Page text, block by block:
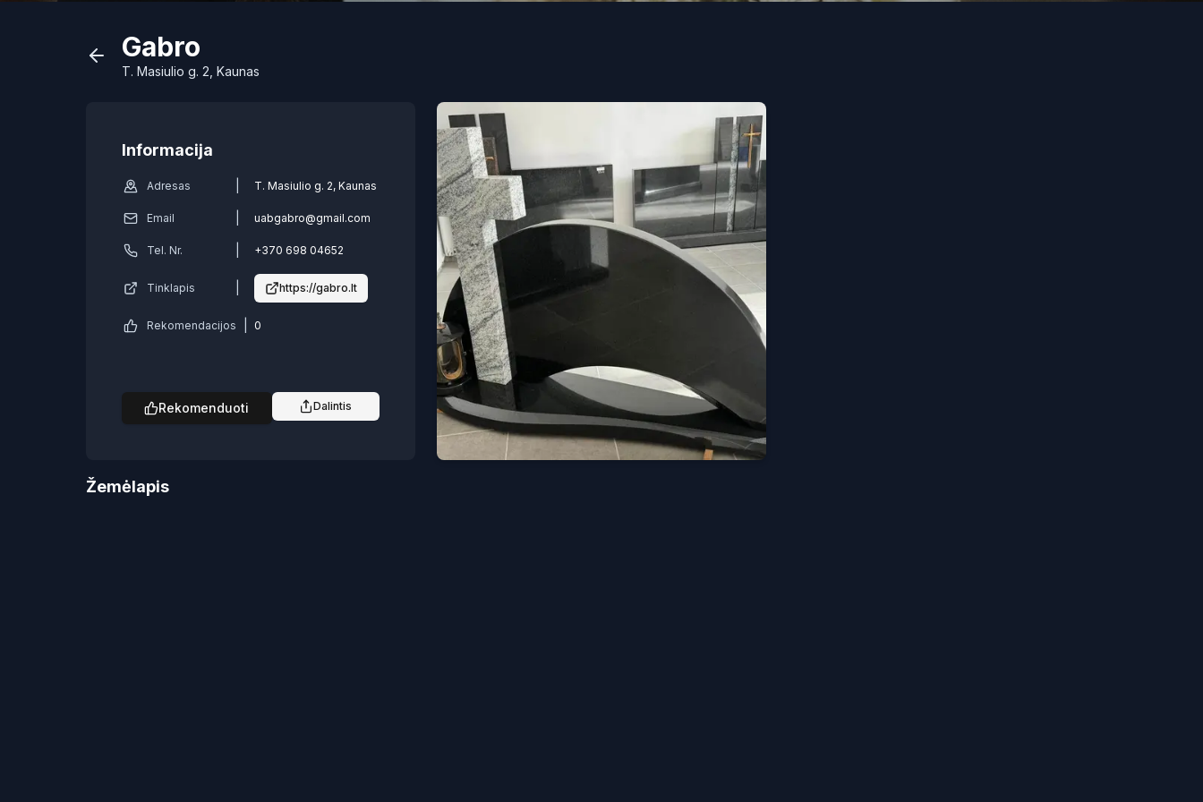
Gabro
T. Masiulio g. 2, Kaunas
Informacija
Adresas T. Masiulio g. 2, Kaunas
Email uabgabro@gmail.com
Tel. Nr. +370 698 04652
Tinklapis https://gabro.lt
Rekomendacijos 0
Rekomenduoti Dalintis
Žemėlapis